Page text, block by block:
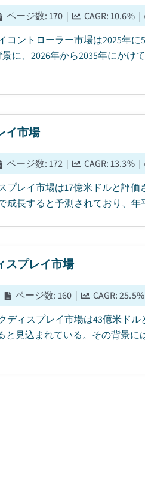
ページ数:170 | CAGR:10.6% |
コントローラー市場は2025年
に、2026年から2035年にかけ
イ市場
ページ数:172 | CAGR:13.3% |
プレイ市場は17億米ドルと評価
成長すると予測されており、年
スプレイ市場
ページ数:160 | CAGR:25.5%
ディスプレイ市場は43億米ド
ると見込まれている。その背景